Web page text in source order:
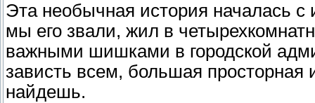
Эта необычная история началась с
мы его звали, жил в
важными шишками в городской
зависть всем, большая просторная
найдешь.